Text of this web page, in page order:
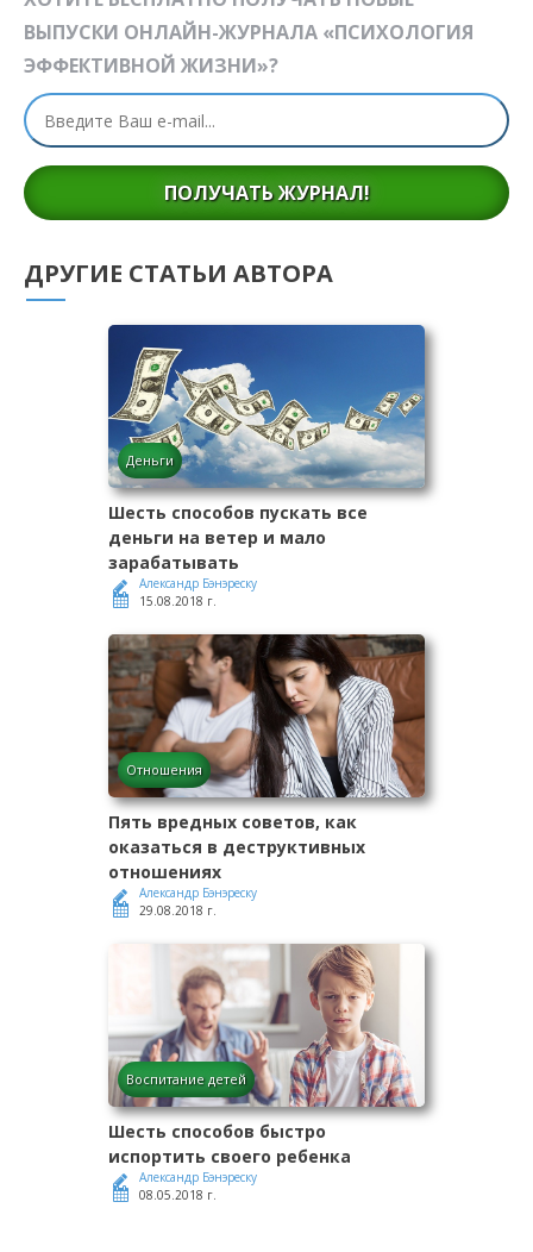
ВЫПУСКИ ОНЛАЙН-ЖУРНАЛА «ПСИХОЛОГИЯ
ЭФФЕКТИВНОЙ ЖИЗНИ»?
ПОЛУЧАТЬ ЖУРНАЛ!
ДРУГИЕ СТАТЬИ АВТОРА
Деньги
Шесть способов пускать все
деньги на ветер и мало
зарабатывать
Александр Бэнэреску
15.08.2018 г.
Отношения
Пять вредных советов, как
оказаться в деструктивных
отношениях
Александр Бэнэреску
29.08.2018 г.
Воспитание детей
Шесть способов быстро
испортить своего ребенка
Александр Бэнэреску
08.05.2018 г.